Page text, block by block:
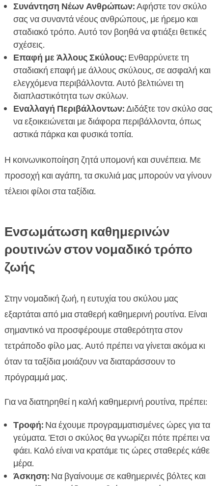
Συνάντηση Νέων Ανθρώπων:Αφήστε τον σκύλο
σας να συναντά νέους ανθρώπους, με ήρεμο και
σταδιακό τρόπο. Αυτό τον βοηθά να φτιάξει θετικές
σχέσεις.
Επαφή με Άλλους Σκύλους:Ενθαρρύνετε τη
σταδιακή επαφή με άλλους σκύλους, σε ασφαλή και
ελεγχόμενα περιβάλλοντα. Αυτό βελτιώνει τη
διαπλαστικότητα των σκύλων.
Εναλλαγή Περιβάλλοντων:Διδάξτε τον σκύλο σας
να εξοικειώνεται με διάφορα περιβάλλοντα, όπως
αστικά πάρκα και φυσικά τοπία.
Η κοινωνικοποίηση ζητά υπομονή και συνέπεια. Με
προσοχή και αγάπη, τα σκυλιά μας μπορούν να γίνουν
τέλειοι φίλοι στα ταξίδια.
Ενσωμάτωση καθημερινών
ρουτινών στον νομαδικό τρόπο
ζωής
Στην νομαδική ζωή, η ευτυχία του σκύλου μας
εξαρτάται από μια σταθερή καθημερινή ρουτίνα. Είναι
σημαντικό να προσφέρουμε σταθερότητα στον
τετράποδο φίλο μας. Αυτό πρέπει να γίνεται ακόμα κι
όταν τα ταξίδια μοιάζουν να διαταράσσουν το
πρόγραμμά μας.
Για να διατηρηθεί η καλή καθημερινή ρουτίνα, πρέπει:
Τροφή:Να έχουμε προγραμματισμένες ώρες για τα
γεύματα. Έτσι ο σκύλος θα γνωρίζει πότε πρέπει να
φάει. Καλό είναι να κρατάμε τις ώρες σταθερές κάθε
μέρα.
Άσκηση:Να βγαίνουμε σε καθημερινές βόλτες και